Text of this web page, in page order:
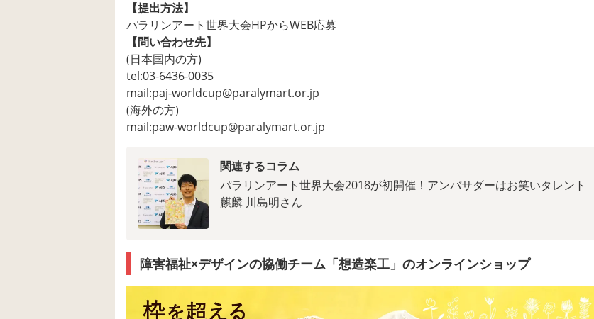
【提出方法】
パラリンアート世界大会HPからWEB応募
【問い合わせ先】
(日本国内の方)
tel:03‐6436-0035
mail:paj-worldcup@paralymart.or.jp
(海外の方)
mail:paw-worldcup@paralymart.or.jp
関連するコラム
パラリンアート世界大会2018が初開催！アンバサダーはお笑いタレント
麒麟 川島明さん
障害福祉×デザインの協働チーム「想造楽工」のオンラインショップ